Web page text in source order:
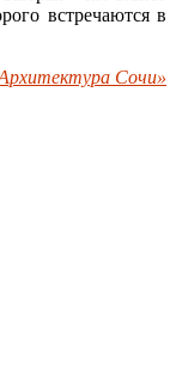
встречаются в
Сочи»